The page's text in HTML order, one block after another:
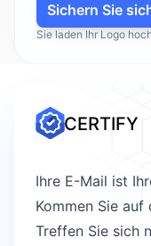
Sichern Sie
Sie laden Ihr Logo
CERTIFY
Ihre E-Mail ist
Kommen Sie auf
Treffen Sie sich